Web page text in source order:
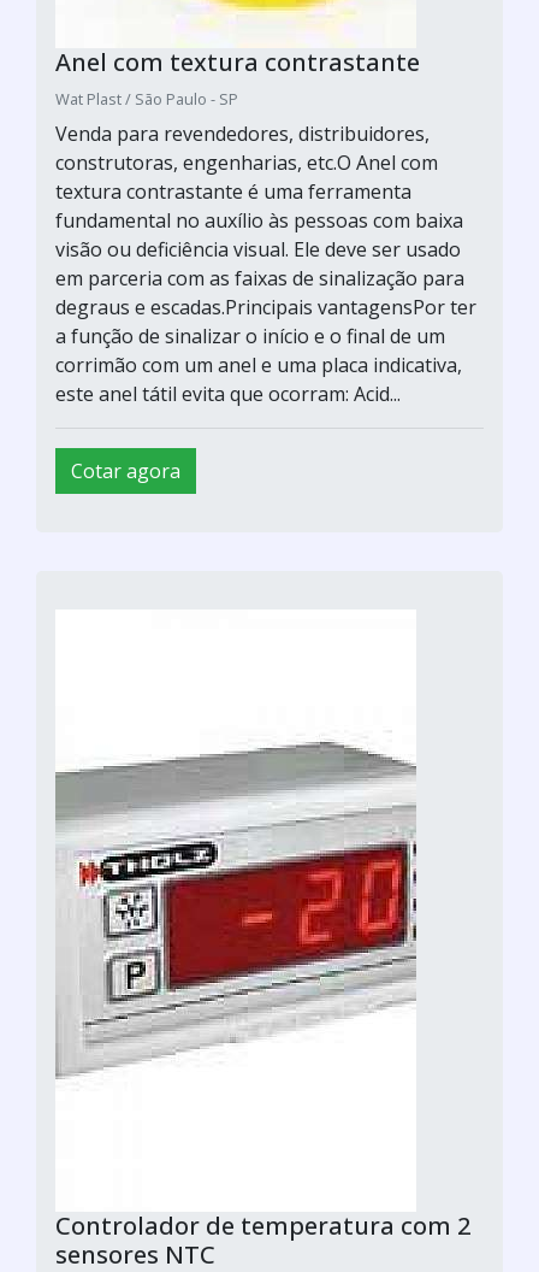
Anel com textura contrastante
Wat Plast / São Paulo - SP
Venda para revendedores, distribuidores,
construtoras, engenharias, etc.O Anel com
textura contrastante é uma ferramenta
fundamental no auxílio às pessoas com baixa
visão ou deficiência visual. Ele deve ser usado
em parceria com as faixas de sinalização para
degraus e escadas.Principais vantagensPor ter
a função de sinalizar o início e o final de um
corrimão com um anel e uma placa indicativa,
este anel tátil evita que ocorram: Acid...
Cotar agora
Controlador de temperatura com 2
sensores NTC